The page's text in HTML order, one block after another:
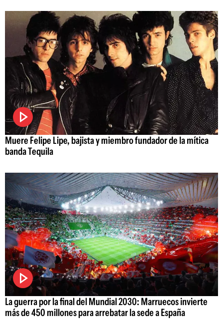
Muere Felipe Lipe, bajista y miembro fundador de la mítica
banda Tequila
La guerra por la final del Mundial 2030: Marruecos invierte
más de 450 millones para arrebatar la sede a España